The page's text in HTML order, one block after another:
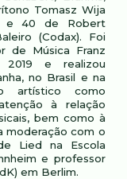
Tomasz Wija
e 40 de Robert
(Codax). Foi
de Música Franz
e realizou
no Brasil e na
artístico como
à relação
bem como à
moderação com o
Lied na Escola
e professor
em Berlim.